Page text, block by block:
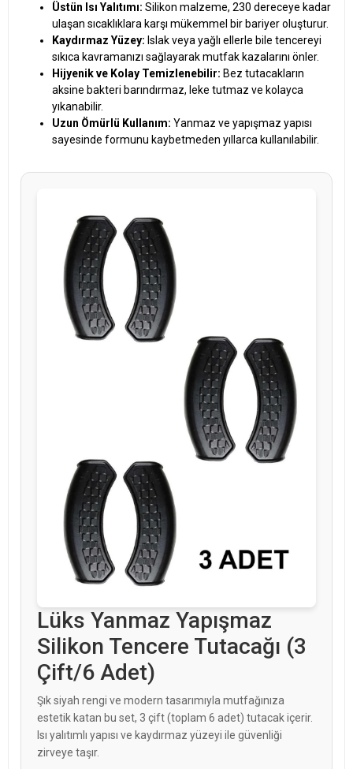
Üstün Isı Yalıtımı: Silikon malzeme, 230 dereceye kadar
ulaşan sıcaklıklara karşı mükemmel bir bariyer oluşturur.
Kaydırmaz Yüzey: Islak veya yağlı ellerle bile tencereyi
sıkıca kavramanızı sağlayarak mutfak kazalarını önler.
Hijyenik ve Kolay Temizlenebilir: Bez tutacakların
aksine bakteri barındırmaz, leke tutmaz ve kolayca
yıkanabilir.
Uzun Ömürlü Kullanım: Yanmaz ve yapışmaz yapısı
sayesinde formunu kaybetmeden yıllarca kullanılabilir.
Lüks Yanmaz Yapışmaz
Silikon Tencere Tutacağı (3
Çift/6 Adet)
Şık siyah rengi ve modern tasarımıyla mutfağınıza
estetik katan bu set, 3 çift (toplam 6 adet) tutacak içerir.
Isı yalıtımlı yapısı ve kaydırmaz yüzeyi ile güvenliği
zirveye taşır.